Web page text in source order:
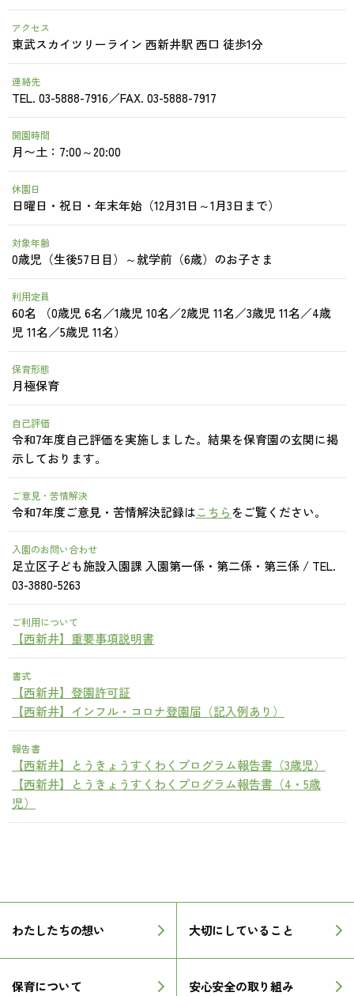
アクセス
東武スカイツリーライン 西新井駅 西口 徒歩1分
連絡先
TEL. 03-5888-7916／FAX. 03-5888-7917
開園時間
月〜土：7:00～20:00
休園日
日曜日・祝日・年末年始（12月31日～1月3日まで）
対象年齢
0歳児（生後57日目）～就学前（6歳）のお子さま
利用定員
60名 （0歳児 6名／1歳児 10名／2歳児 11名／3歳児 11名／4歳
児 11名／5歳児 11名）
保育形態
月極保育
自己評価
令和7年度自己評価を実施しました。結果を保育園の玄関に掲
示しております。
ご意見・苦情解決
令和7年度ご意見・苦情解決記録はこちらをご覧ください。
入園のお問い合わせ
足立区子ども施設入園課 入園第一係・第二係・第三係 / TEL.
03-3880-5263
ご利用について
【西新井】重要事項説明書
書式
【西新井】登園許可証
【西新井】インフル・コロナ登園届（記入例あり）
報告書
【西新井】とうきょうすくわくプログラム報告書（3歳児）
【西新井】とうきょうすくわくプログラム報告書（4・5歳
児）
わたしたちの想い 大切にしていること
保育について 安心安全の取り組み